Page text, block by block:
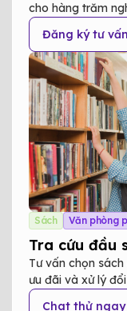
cho hàng trăm
tức thì, giúp
Đăng ký tư vấn
Sách Văn phòng
Tra cứu đầu
Tư vấn chọn
ưu đãi và xử lý
hàng lên một tầm
Chat thử ngay